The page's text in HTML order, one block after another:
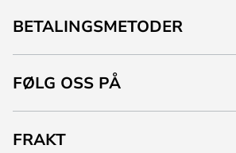
BETALINGSMETODER
FØLG OSS PÅ
FRAKT